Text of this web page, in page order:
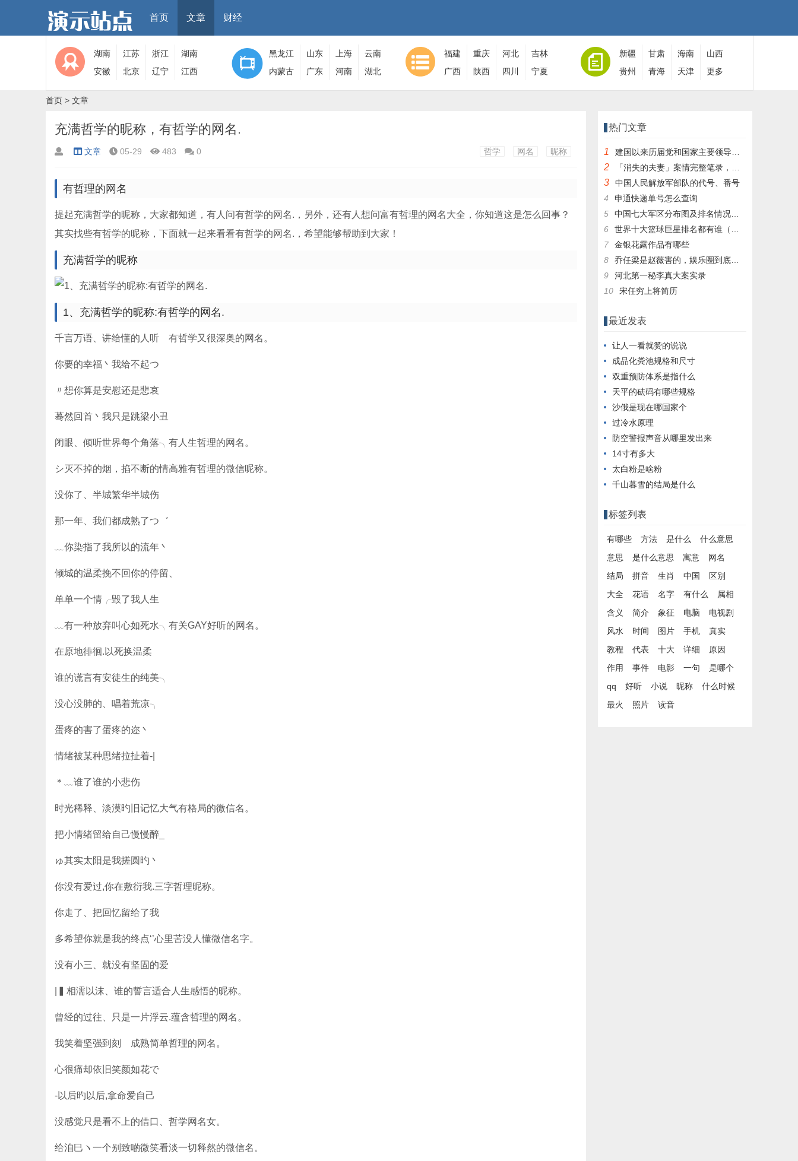
首页 文章 财经
湖南 江苏 浙江
湖南
安徽
北京 辽宁 江西
黑龙江 山东 上海
云南
内蒙古
广东 河南 湖北
福建 重庆 河北
吉林
广西
陕西 四川 宁夏
新疆 甘肃 海南
山西
贵州
青海 天津 更多
首页 > 文章
充满哲学的昵称，有哲学的网名.
文章 05-29 483 0 哲学 网名 昵称
有哲理的网名
提起充满哲学的昵称，大家都知道，有人问有哲学的网名.，另外，还有人想问富有哲理的网名大全，你知道这是怎么回事？
其实找些有哲学的昵称，下面就一起来看看有哲学的网名.，希望能够帮助到大家！
充满哲学的昵称
1、充满哲学的昵称:有哲学的网名.
千言万语、讲给懂的人听ゝ有哲学又很深奥的网名。
你要的幸福丶我给不起つ
〃想你算是安慰还是悲哀
蓦然回首丶我只是跳梁小丑
闭眼、倾听世界每个角落╮有人生哲理的网名。
シ灭不掉的烟，掐不断的情高雅有哲理的微信昵称。
没你了、半城繁华半城伤
那一年、我们都成熟了つ゛
﹏你染指了我所以的流年丶
倾城的温柔挽不回你的停留、
单单一个情╭毁了我人生
﹏有一种放弃叫心如死水╮有关GAY好听的网名。
在原地徘徊.以死换温柔
谁的谎言有安徒生的纯美╮
没心没肺的、唱着荒凉╮
蛋疼的害了蛋疼的迩丶
情绪被某种思绪拉扯着-|
＊﹏谁了谁的小悲伤
时光稀释、淡漠旳旧记忆大气有格局的微信名。
把小情绪留给自己慢慢醉_
ゅ其实太阳是我搓圆旳丶
你没有爱过,你在敷衍我.三字哲理昵称。
你走了、把回忆留给了我ゞ
多希望你就是我的终点‘’心里苦没人懂微信名字。
没有小三、就没有坚固的爱
|▍相濡以沫、谁的誓言适合人生感悟的昵称。
曾经的过往、只是一片浮云.蕴含哲理的网名。
我笑着坚强到刻ゞ成熟简单哲理的网名。
心很痛却依旧笑颜如花で
-以后旳以后,拿命爱自己
没感觉只是看不上的借口、哲学网名女。
给洎巳ヽ一个别致啲微笑看淡一切释然的微信名。
热门文章
1 建国以来历届党和国家主要领导人全名单
2 「消失的夫妻」案情完整笔录，凶手灭绝人性！|杀人狂魔004
3
中国人民解放军部队的代号、番号
4
申通快递单号怎么查询
5
中国七大军区分布图及排名情况详细解读！
6
世界十大篮球巨星排名都有谁（篮球排行榜前十名）
7
金银花露作品有哪些
8
乔任梁是赵薇害的，娱乐圈到底有多乱，昔日往事一件一件都被扒出，你是怎么
9
河北第一秘李真大案实录
10
宋任穷上将简历
最近发表
让人一看就赞的说说
成品化粪池规格和尺寸
双重预防体系是指什么
天平的砝码有哪些规格
沙俄是现在哪国家个
过冷水原理
防空警报声音从哪里发出来
14寸有多大
太白粉是啥粉
千山暮雪的结局是什么
标签列表
有哪些 方法 是什么
什么意思
意思
是什么意思 寓意
网名
结局
拼音 生肖 中国
区别
大全
花语 名字 有什么
属相
含义
简介 象征 电脑
电视剧
风水
时间 图片 手机
真实
教程
代表 十大 详细
原因
作用
事件 电影 一句
是哪个
qq
好听 小说 昵称
什么时候
最火
照片 读音